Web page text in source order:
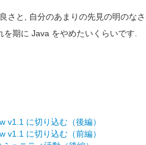
さと, 自分のあまりの先見の明のな
期に Java をやめたいくらいです.
v1.1 に切り込む（後編）
v1.1 に切り込む（前編）